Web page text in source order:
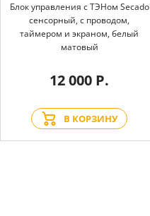
Блок управления с ТЭНом Secado
сенсорный, с проводом,
таймером и экраном, белый
матовый
12 000 Р.
В КОРЗИНУ